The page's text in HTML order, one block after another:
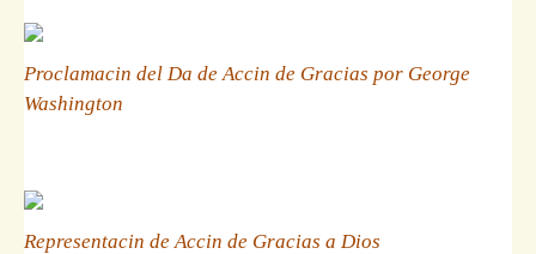
Proclamacin del Da de Accin de Gracias por George
Washington
Representacin de Accin de Gracias a Dios